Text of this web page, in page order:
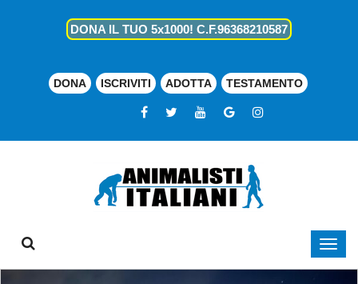
DONA IL TUO 5x1000! C.F.96368210587
DONA ISCRIVITI ADOTTA TESTAMENTO